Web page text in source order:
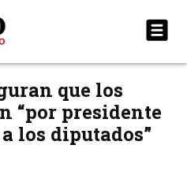
que los
“por presidente
los diputados”